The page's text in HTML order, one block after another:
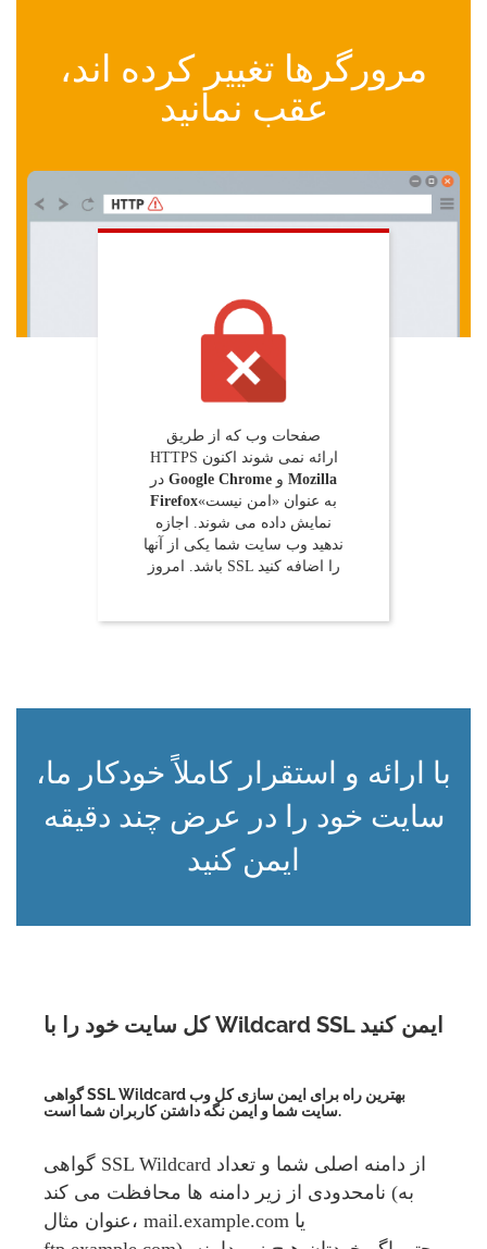
مرورگرها تغییر کرده اند،
عقب نمانید
صفحات وب که از طریق
HTTPS ارائه نمی شوند اکنون
Google Chrome
Mozilla
Firefoxبه عنوان «امن نیست»
نمایش داده می شوند. اجازه
ندهید وب سایت شما یکی از آنها
باشد. امروز SSL را اضافه کنید
با ارائه و استقرار کاملاً خودکار ما،
سایت خود را در عرض چند دقیقه
ایمن کنید
کل سایت خود را با Wildcard SSL ایمن کنید
گواهی SSL Wildcard بهترین راه برای ایمن سازی کل وب
سایت شما و ایمن نگه داشتن کاربران شما است.
گواهی SSL Wildcard از دامنه اصلی شما و تعداد
نامحدودی از زیر دامنه ها محافظت می کند (به
عنوان مثال، mail.example.com یا